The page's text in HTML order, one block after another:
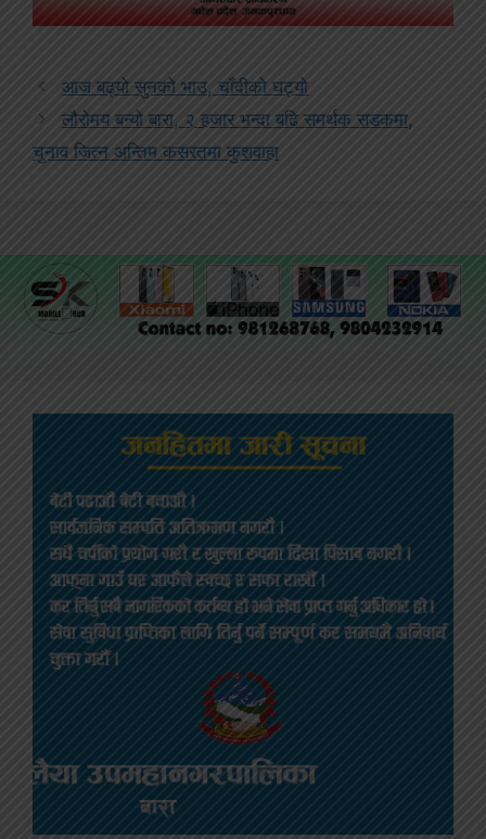
आज बढ्यो सुनको भाउ, चाँदीको घट्यो
लौरोमय बन्यो बारा, २ हजार भन्दा बढि समर्थक सडकमा,
चुनाव जित्न अन्तिम कसरतमा कुशवाहा